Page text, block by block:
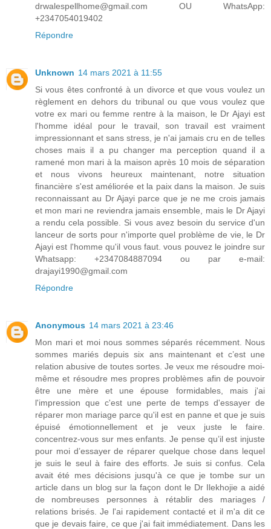
drwalespellhome@gmail.com OU WhatsApp:
+2347054019402
Répondre
Unknown 14 mars 2021 à 11:55
Si vous êtes confronté à un divorce et que vous voulez un
règlement en dehors du tribunal ou que vous voulez que
votre ex mari ou femme rentre à la maison, le Dr Ajayi est
l'homme idéal pour le travail, son travail est vraiment
impressionnant et sans stress, je n'ai jamais cru en de telles
choses mais il a pu changer ma perception quand il a
ramené mon mari à la maison après 10 mois de séparation
et nous vivons heureux maintenant, notre situation
financière s'est améliorée et la paix dans la maison. Je suis
reconnaissant au Dr Ajayi parce que je ne me crois jamais
et mon mari ne reviendra jamais ensemble, mais le Dr Ajayi
a rendu cela possible. Si vous avez besoin du service d'un
lanceur de sorts pour n'importe quel problème de vie, le Dr
Ajayi est l'homme qu'il vous faut. vous pouvez le joindre sur
Whatsapp: +2347084887094 ou par e-mail:
drajayi1990@gmail.com
Répondre
Anonymous 14 mars 2021 à 23:46
Mon mari et moi nous sommes séparés récemment. Nous
sommes mariés depuis six ans maintenant et c’est une
relation abusive de toutes sortes. Je veux me résoudre moi-
même et résoudre mes propres problèmes afin de pouvoir
être une mère et une épouse formidables, mais j'ai
l'impression que c'est une perte de temps d'essayer de
réparer mon mariage parce qu'il est en panne et que je suis
épuisé émotionnellement et je veux juste le faire.
concentrez-vous sur mes enfants. Je pense qu’il est injuste
pour moi d’essayer de réparer quelque chose dans lequel
je suis le seul à faire des efforts. Je suis si confus. Cela
avait été mes décisions jusqu'à ce que je tombe sur un
article dans un blog sur la façon dont le Dr Ilekhojie a aidé
de nombreuses personnes à rétablir des mariages /
relations brisés. Je l'ai rapidement contacté et il m'a dit ce
que je devais faire, ce que j'ai fait immédiatement. Dans les